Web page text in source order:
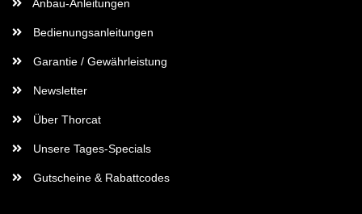
Anbau-Anleitungen
Bedienungsanleitungen
Garantie / Gewährleistung
Newsletter
Über Thorcat
Unsere Tages-Specials
Gutscheine & Rabattcodes